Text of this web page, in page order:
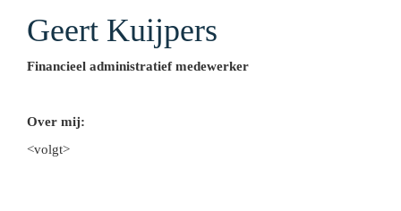
Geert Kuijpers
Financieel administratief medewerker
Over mij:
<volgt>